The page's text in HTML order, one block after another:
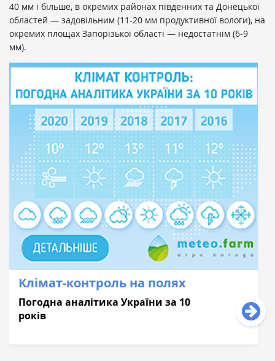
40 мм і більше, в окремих районах південних та Донецької
областей — задовільним (11-20 мм продуктивної вологи), на
окремих площах Запорізької області — недостатнім (6-9
мм).
Клімат-контроль на полях
Погодна аналітика України за 10
років